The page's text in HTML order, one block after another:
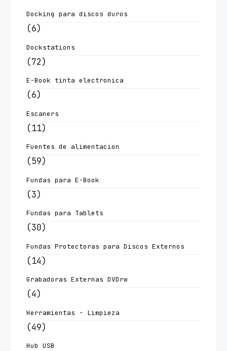
Docking para discos duros
(6)
Dockstations
(72)
E-Book tinta electronica
(6)
Escaners
(11)
Fuentes de alimentacion
(59)
Fundas para E-Book
(3)
Fundas para Tablets
(30)
Fundas Protectoras para Discos Externos
(14)
Grabadoras Externas DVDrw
(4)
Herramientas - Limpieza
(49)
Hub USB